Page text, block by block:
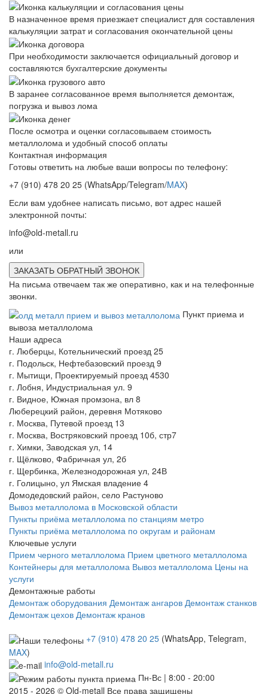
В назначенное время приезжает специалист для составления
калькуляции затрат и согласования окончательной цены
При необходимости заключается официальный договор и
составляются бухгалтерские документы
В заранее согласованное время выполняется демонтаж,
погрузка и вывоз лома
После осмотра и оценки согласовываем стоимость
металлолома и удобный способ оплаты
Контактная информация
Готовы ответить на любые ваши вопросы по телефону:
+7 (910) 478 20 25 (WhatsApp/Telegram/MAX)
Если вам удобнее написать письмо, вот адрес нашей
электронной почты:
info@old-metall.ru
или
ЗАКАЗАТЬ ОБРАТНЫЙ ЗВОНОК
На письма отвечаем так же оперативно, как и на телефонные
звонки.
Пункт приема и
вывоза металлолома
Наши адреса
г. Люберцы, Котельнический проезд 25
г. Подольск, Нефтебазовский проезд 9
г. Мытищи, Проектируемый проезд 4530
г. Лобня, Индустриальная ул. 9
г. Видное, Южная промзона, вл 8
Люберецкий район, деревня Мотяково
г. Москва, Путевой проезд 13
г. Москва, Востряковский проезд 10б, стр7
г. Химки, Заводская ул, 14
г. Щёлково, Фабричная ул, 2б
г. Щербинка, Железнодорожная ул, 24В
г. Голицыно, ул Ямская владение 4
Домодедовский район, село Растуново
Вывоз металлолома в Московской области
Пункты приёма металлолома по станциям метро
Пункты приёма металлолома по округам и районам
Ключевые услуги
Прием черного металлолома Прием цветного металлолома
Контейнеры для металлолома Вывоз металлолома Цены на
услуги
Демонтажные работы
Демонтаж оборудования Демонтаж ангаров Демонтаж станков
Демонтаж цехов Демонтаж кранов
+7 (910) 478 20 25 (WhatsApp, Telegram,
MAX)
info@old-metall.ru
Пн-Вс | 8:00 - 20:00
2015 - 2026 © Old-metall Все права защищены